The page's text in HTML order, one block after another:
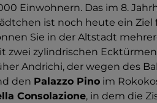
Einwohnern. Das im 8.
ist noch heute ein Ziel
Sie in der Altstadt
zwei zylindrischen
Andrichi, der wegen des
den Palazzo Pino im
Consolazione, in dem die